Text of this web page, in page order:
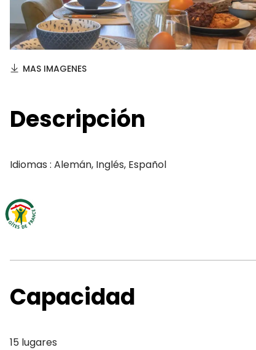
MAS IMAGENES
Descripción
Idiomas : Alemán, Inglés, Español
Capacidad
15 lugares